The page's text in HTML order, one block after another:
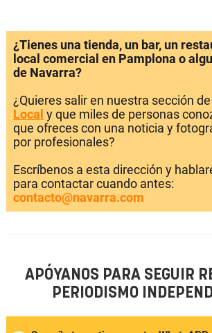
¿Tienes una tienda, un bar, un
local comercial en Pamplona o
de Navarra?
¿Quieres salir en nuestra sección de
Local y que miles de personas
que ofreces con una noticia y
por profesionales?
Escríbenos a esta dirección y
para contactar cuando antes:
contacto@navarra.com
APÓYANOS PARA SEGUIR
PERIODISMO